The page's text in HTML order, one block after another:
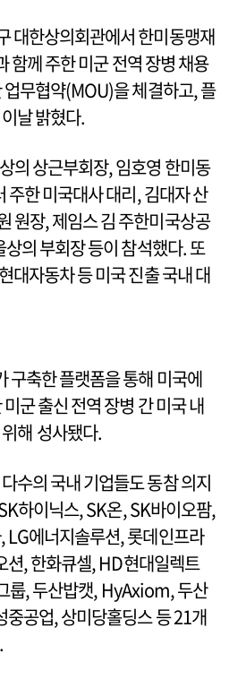
대한상의회관에서 한미동맹재
함께 주한 미군 전역 장병 채용
업무협약(MOU)을 체결하고, 플
날 밝혔다.
의 상근부회장, 임호영 한미동
주한 미국대사 대리, 김대자 산
원장, 제임스 김 주한미국상공
의 부회장 등이 참석했다. 또
대자동차 등 미국 진출 국내 대
구축한 플랫폼을 통해 미국에
군 출신 전역 장병 간 미국 내
해 성사됐다.
수의 국내 기업들도 동참 의지
하이닉스, SK온, SK바이오팜,
LG에너지솔루션, 롯데인프라
션, 한화큐셀, HD현대일렉트
룹, 두산밥캣, HyAxiom, 두산
중공업, 상미당홀딩스 등 21개